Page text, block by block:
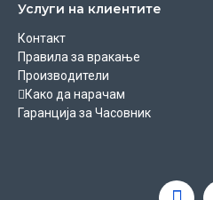
Услуги на клиентите
Контакт
Правила за вракање
Производители
Како да нарачам
Гаранција за Часовник